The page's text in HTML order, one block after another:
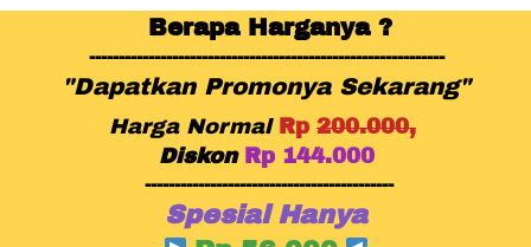
Berapa Harganya ?
------------------------------------------------------------
"Dapatkan Promonya Sekarang"
Harga Normal Rp 200.000,
Diskon
Rp 144.000
------------------------------------------
Spesial Hanya